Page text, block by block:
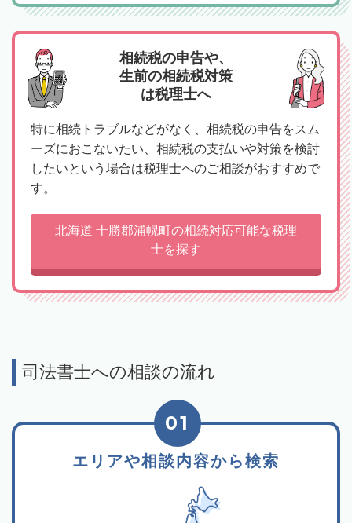
相続税の申告や、
生前の相続税対策
は税理士へ
特に相続トラブルなどがなく、相続税の申告をスム
ーズにおこないたい、相続税の支払いや対策を検討
したいという場合は税理士へのご相談がおすすめで
す。
北海道 十勝郡浦幌町の相続対応可能な税理
士を探す
司法書士への相談の流れ
エリアや相談内容から検索
01